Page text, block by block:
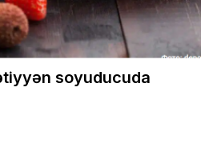
soyuducuda